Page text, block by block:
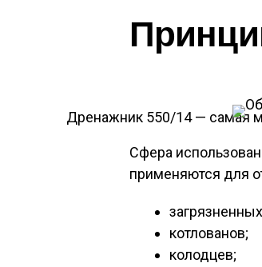
Дренажник 550/14 — самая
Сфера
применяются для
котлованов;
колодцев;